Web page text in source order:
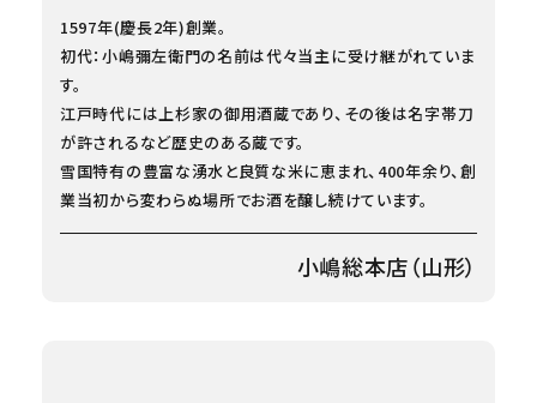
1597年(慶長2年)創業。
初代：小嶋彌左衛門の名前は代々当主に受け継がれていま
す。
江戸時代には上杉家の御用酒蔵であり、その後は名字帯刀
が許されるなど歴史のある蔵です。
雪国特有の豊富な湧水と良質な米に恵まれ、400年余り、創
業当初から変わらぬ場所でお酒を醸し続けています。
小嶋総本店（山形）